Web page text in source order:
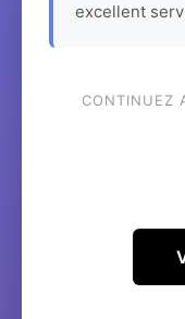
excellent
CONTINUEZ